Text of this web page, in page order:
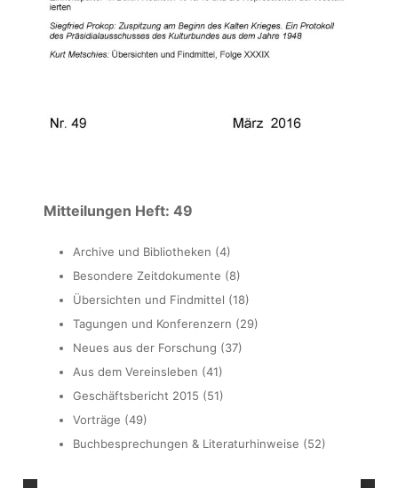
Mitteilungen Heft: 49
Archive und Bibliotheken (4)
Besondere Zeitdokumente (8)
Übersichten und Findmittel (18)
Tagungen und Konferenzern (29)
Neues aus der Forschung (37)
Aus dem Vereinsleben (41)
Geschäftsbericht 2015 (51)
Vorträge (49)
Buchbesprechungen & Literaturhinweise (52)